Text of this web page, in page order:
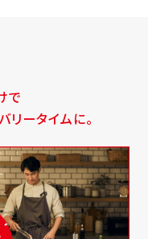
で
ータイムに。